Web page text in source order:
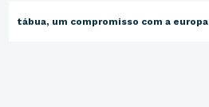
tábua, um compromisso com a europa